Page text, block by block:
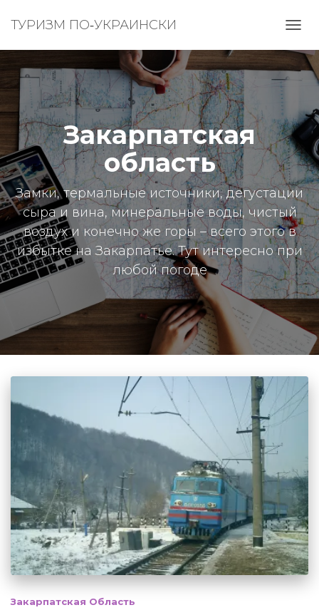
ТУРИЗМ ПО‑УКРАИНСКИ
Закарпатская
область
Замки, термальные источники, дегустации
сыра и вина, минеральные воды, чистый
воздух и конечно же горы – всего этого в
избытке на Закарпатье. Тут интересно при
любой погоде
Закарпатская Область